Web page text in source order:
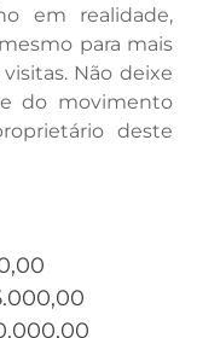
em realidade,
para mais
Não deixe
do movimento
deste